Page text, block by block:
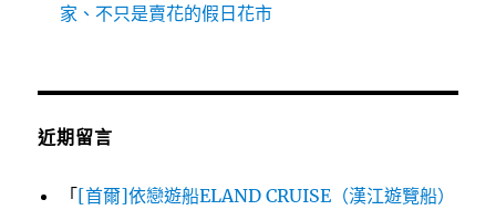
家、不只是賣花的假日花市
近期留言
「[首爾]依戀遊船ELAND CRUISE（漢江遊覽船）